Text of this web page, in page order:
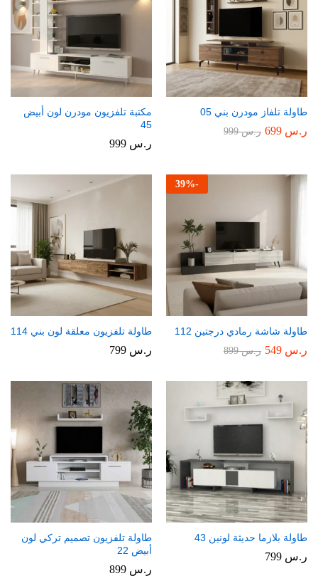
طاولة تلفاز مودرن بني 05
ر.س ر.س999
مكتبة تلفزيون مودرن لون أبيض
45
ر.س
-
39%
طاولة شاشة رمادي درجتين 112
ر.س ر.س899
طاولة تلفزيون معلقة لون بني 114
ر.س
طاولة بلازما حديثة لونين 43
ر.س
طاولة تلفزيون تصميم تركي لون
أبيض 22
ر.س